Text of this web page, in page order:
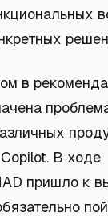
в
В ходе
пришло к